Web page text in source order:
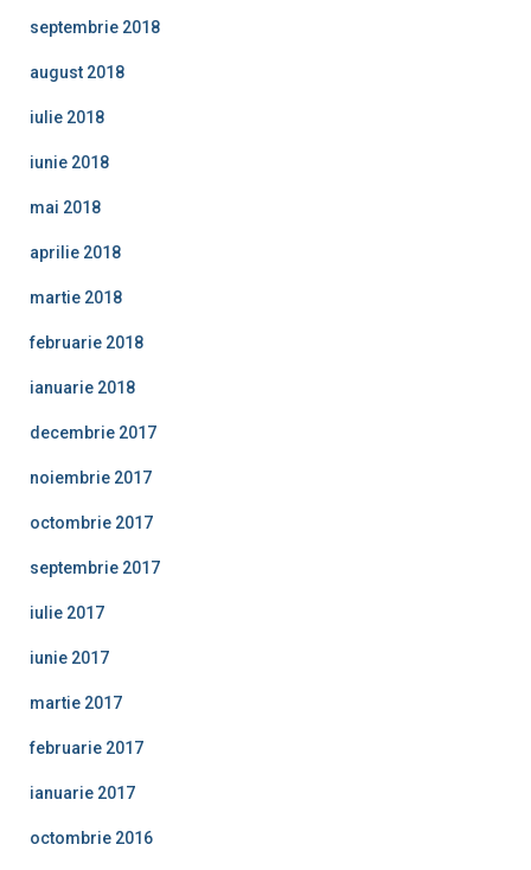
septembrie 2018
august 2018
iulie 2018
iunie 2018
mai 2018
aprilie 2018
martie 2018
februarie 2018
ianuarie 2018
decembrie 2017
noiembrie 2017
octombrie 2017
septembrie 2017
iulie 2017
iunie 2017
martie 2017
februarie 2017
ianuarie 2017
octombrie 2016